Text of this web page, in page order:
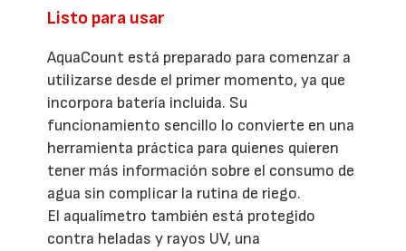
Listo para usar
AquaCount está preparado para comenzar a
utilizarse desde el primer momento, ya que
incorpora batería incluida. Su
funcionamiento sencillo lo convierte en una
herramienta práctica para quienes quieren
tener más información sobre el consumo de
agua sin complicar la rutina de riego.
El aqualímetro también está protegido
contra heladas y rayos UV, una